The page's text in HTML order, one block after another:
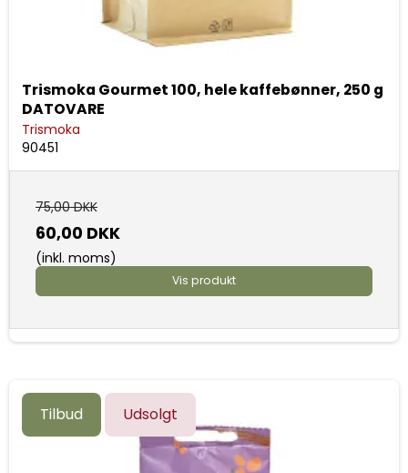
Trismoka Gourmet 100, hele kaffebønner, 250 g
DATOVARE
Trismoka
90451
75,00 DKK
60,00 DKK
(inkl. moms)
Vis produkt
Tilbud Udsolgt